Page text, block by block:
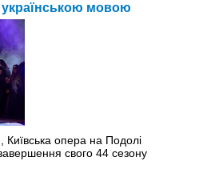
українською мовою
опера на Подолі
свого 44 сезону